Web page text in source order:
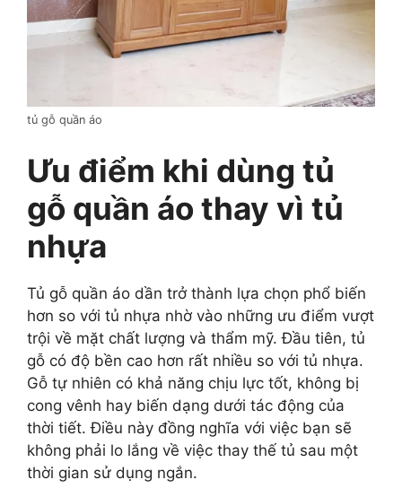
tủ gỗ quần áo
Ưu điểm khi dùng tủ
gỗ quần áo thay vì tủ
nhựa
Tủ gỗ quần áo dần trở thành lựa chọn phổ biến
hơn so với tủ nhựa nhờ vào những ưu điểm vượt
trội về mặt chất lượng và thẩm mỹ. Đầu tiên, tủ
gỗ có độ bền cao hơn rất nhiều so với tủ nhựa.
Gỗ tự nhiên có khả năng chịu lực tốt, không bị
cong vênh hay biến dạng dưới tác động của
thời tiết. Điều này đồng nghĩa với việc bạn sẽ
không phải lo lắng về việc thay thế tủ sau một
thời gian sử dụng ngắn.